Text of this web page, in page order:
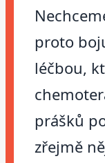
proto
léčbou,
prášků
zřejmě